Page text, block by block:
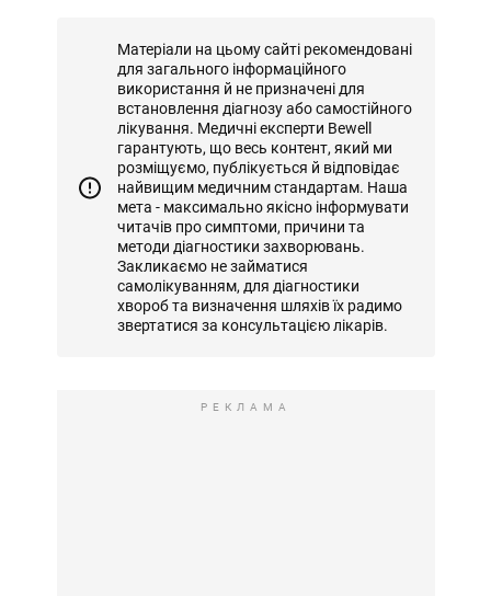
Матеріали на цьому сайті рекомендовані
для загального інформаційного
використання й не призначені для
встановлення діагнозу або самостійного
лікування. Медичні експерти Bewell
гарантують, що весь контент, який ми
розміщуємо, публікується й відповідає
найвищим медичним стандартам. Наша
мета - максимально якісно інформувати
читачів про симптоми, причини та
методи діагностики захворювань.
Закликаємо не займатися
самолікуванням, для діагностики
хвороб та визначення шляхів їх радимо
звертатися за консультацією лікарів.
РЕКЛАМА